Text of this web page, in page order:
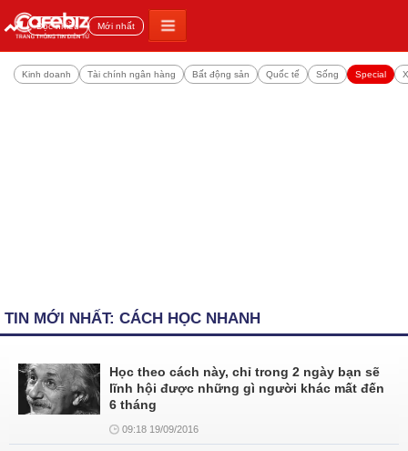
Đọc nhiều Mới nhất
Kinh doanh Tài chính ngân hàng Bất động sản Quốc tế Sống Special
TIN MỚI NHẤT: CÁCH HỌC NHANH
Học theo cách này, chỉ trong 2 ngày bạn sẽ
lĩnh hội được những gì người khác mất đến
6 tháng
09:18 19/09/2016